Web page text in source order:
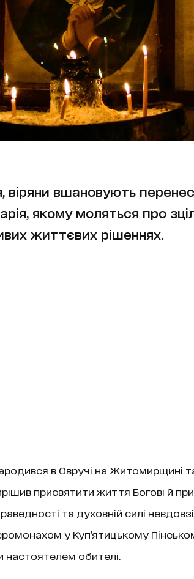
віряни вшановують
якому моляться про
життєвих рішеннях.
в Овручі на Житомирщині
присвятити життя Богові й
та духовній силі
у Куп’ятицькому
настоятелем обителі.